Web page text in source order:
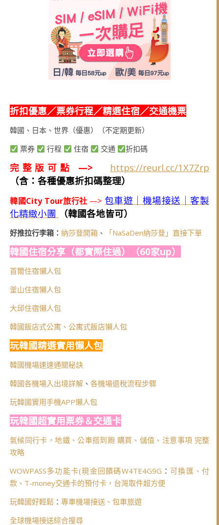
折扣優惠／票券行程／精選住宿／交通機票
韓國、日本、世界（優惠）（不定期更新）
票券
行程 住宿 交通 折扣碼
完整版可點 —>
https://reurl.cc/1X7Zrp
（含：各種優惠折扣碼整理）
韓國City Tour旅行社 —> 包車遊｜機場接送｜客製
化精緻小團
（韓國各地皆可）
好推拉行李箱： 納莎登開箱 、 「NaSaDen納莎登」直接下單
韓國住宿分享（都實際住過）（60家up）
首爾住宿懶人包
釜山住宿懶人包
大邱住宿懶人包
韓國飯店式公寓、公寓式飯店懶人包
玩韓國精選實用懶人包
韓國機場速速通關秘訣
韓國各機場入出境詳解 、 各機場退稅流程步驟
玩韓國實用手機APP懶人包
玩韓國超實用票券＆交通卡
氣候同行卡，地鐵、公車搭到飽 購買、儲值、注意事項 完整
攻略
WOWPASS多功能卡(現金回饋碼W4TE4G9G ：可換匯、付
款、T-money交通卡的預付卡，台灣取件超方便
玩韓國好輕鬆 ： 專車機場接送、包車旅遊
全球機場接送綜合搜尋